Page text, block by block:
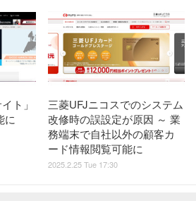
ト」
に
三菱UFJニコスでのシステム
改修時の誤設定が原因 ～ 業
務端末で自社以外の顧客カ
ード情報閲覧可能に
2025.2.25 Tue 17:30